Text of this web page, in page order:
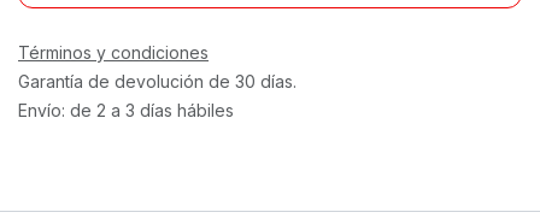
Términos y condiciones
Garantía de devolución de 30 días.
Envío: de 2 a 3 días hábiles